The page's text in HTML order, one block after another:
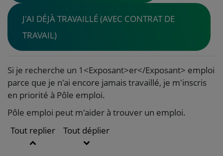
J'AI DÉJÀ TRAVAILLÉ (AVEC CONTRAT DE
TRAVAIL)
Si je recherche un 1<Exposant>er</Exposant> emploi
parce que je n'ai encore jamais travaillé, je m'inscris
en priorité à Pôle emploi.
Pôle emploi peut m'aider à trouver un emploi.
Tout replier
Tout déplier